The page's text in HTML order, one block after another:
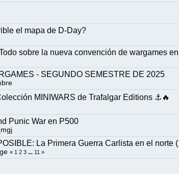
el mapa de D-Day?
sobre la nueva convención de wargames
- SEGUNDO SEMESTRE DE 2025
MINIWARS de Trafalgar Editions ⚓️🔥
Punic War en P500
La Primera Guerra Carlista en el norte
« 1 2 3 ... 11 »